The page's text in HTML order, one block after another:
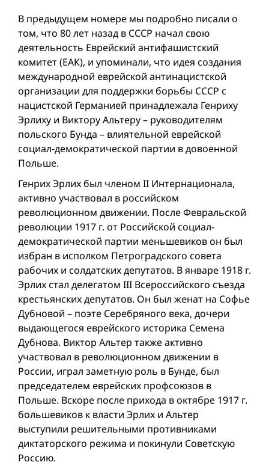
В предыдущем номере мы подробно писали о
том, что 80 лет назад в СССР начал свою
деятельность Еврейский антифашистский
комитет (ЕАК), и упоминали, что идея создания
международной еврейской антинацистской
организации для поддержки борьбы СССР с
нацистской Германией принадлежала Генриху
Эрлиху и Виктору Альтеру – руководителям
польского Бунда – влиятельной еврейской
социал-демократической партии в довоенной
Польше.
Генрих Эрлих был членом II Интернационала,
активно участвовал в российском
революционном движении. После Февральской
революции 1917 г. от Российской социал-
демократической партии меньшевиков он был
избран в исполком Петроградского совета
рабочих и солдатских депутатов. В январе 1918 г.
Эрлих стал делегатом III Всероссийского съезда
крестьянских депутатов. Он был женат на Софье
Дубновой – поэте Серебряного века, дочери
выдающегося еврейского историка Семена
Дубнова. Виктор Альтер также активно
участвовал в революционном движении в
России, играл заметную роль в Бунде, был
председателем еврейских профсоюзов в
Польше. Вскоре после прихода в октябре 1917 г.
большевиков к власти Эрлих и Альтер
выступили решительными противниками
диктаторского режима и покинули Советскую
Россию.